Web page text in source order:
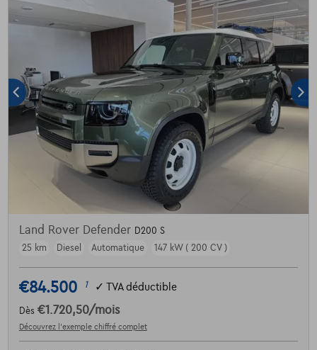
Land Rover Defender D200 S
25 km
Diesel Automatique 147 kW ( 200 CV )
€84.500 1 ✓ TVA déductible
Dès €1.720,50/mois
Découvrez l’exemple chiffré complet